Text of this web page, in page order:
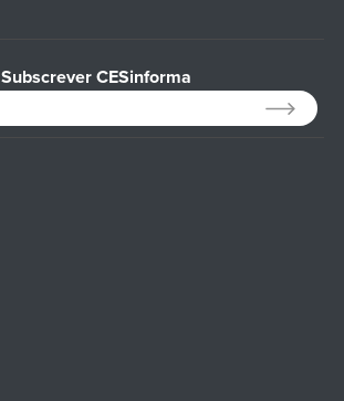
Subscrever CESinforma